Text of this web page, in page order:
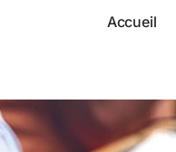
Accueil